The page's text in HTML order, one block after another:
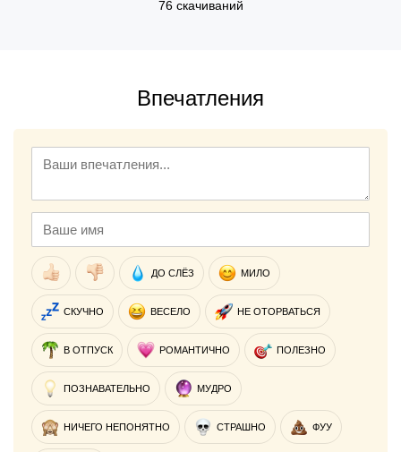
76 скачиваний
Впечатления
ДО СЛЁЗ МИЛО
СКУЧНО ВЕСЕЛО НЕ ОТОРВАТЬСЯ
В ОТПУСК РОМАНТИЧНО ПОЛЕЗНО
ПОЗНАВАТЕЛЬНО МУДРО
НИЧЕГО НЕПОНЯТНО СТРАШНО ФУУ